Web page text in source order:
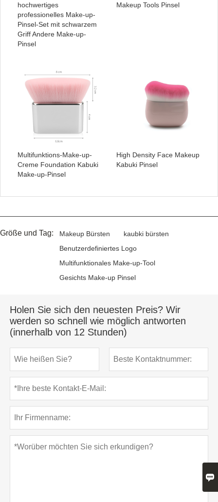
hochwertiges
professionelles Make-up-
Pinsel-Set mit schwarzem
Griff Andere Make-up-
Pinsel
Makeup Tools Pinsel
Multifunktions-Make-up-
Creme Foundation Kabuki
Make-up-Pinsel
High Density Face Makeup
Kabuki Pinsel
Größe und Tag: Makeup Bürsten
kaubki bürsten
Benutzerdefiniertes Logo
Multifunktionales Make-up-Tool
Gesichts Make-up Pinsel
Holen Sie sich den neuesten Preis? Wir
werden so schnell wie möglich antworten
(innerhalb von 12 Stunden)
